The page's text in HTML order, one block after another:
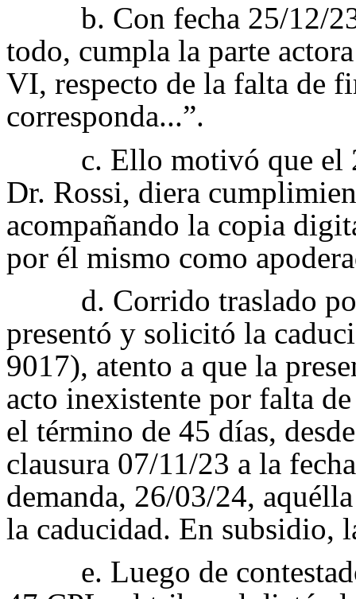
b. Con fecha 25/12/
todo, cumpla la parte
VI, respecto de la falta de
corresponda...”.
c. Ello motivó que el
Dr. Rossi, diera
acompañando la copia
por él mismo como
d. Corrido traslado
presentó y solicitó la
9017), atento a que la
acto inexistente por falta
el término de 45 días,
clausura 07/11/23 a la
demanda, 26/03/24,
la caducidad. En subsidio,
e. Luego de